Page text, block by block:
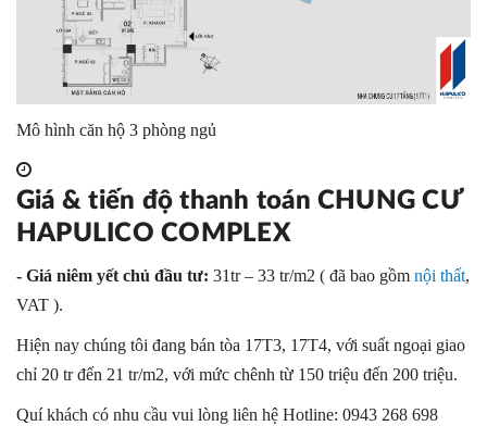
Mô hình căn hộ 3 phòng ngủ
Giá & tiến độ thanh toán CHUNG CƯ
HAPULICO COMPLEX
- Giá niêm yết chủ đầu tư: 31tr – 33 tr/m2 ( đã bao gồm nội thất,
VAT ).
Hiện nay chúng tôi đang bán tòa 17T3, 17T4, với suất ngoại giao
chỉ 20 tr đến 21 tr/m2, với mức chênh từ 150 triệu đến 200 triệu.
Quí khách có nhu cầu vui lòng liên hệ Hotline: 0943 268 698